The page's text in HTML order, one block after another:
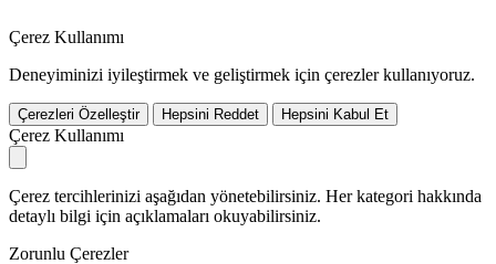
Çerez Kullanımı
Deneyiminizi iyileştirmek ve geliştirmek için çerezler kullanıyoruz.
Çerezleri Özelleştir Hepsini Reddet Hepsini Kabul Et
Çerez Kullanımı
Çerez tercihlerinizi aşağıdan yönetebilirsiniz. Her kategori hakkında
detaylı bilgi için açıklamaları okuyabilirsiniz.
Zorunlu Çerezler